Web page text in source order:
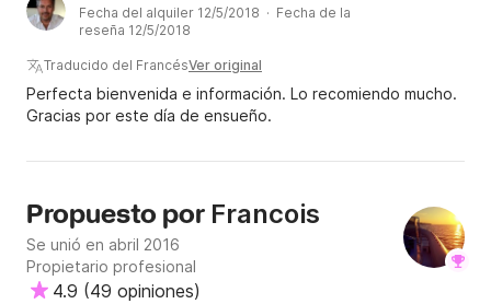
lo recomiendoFecha del alquiler 12/5/2018 · Fecha de la
reseña 12/5/2018
Traducido del FrancésVer original
Perfecta bienvenida e información. Lo recomiendo mucho.
Gracias por este día de ensueño.
Propuesto por Francois
Se unió en abril 2016
Propietario profesional
4.9 (49 opiniones)